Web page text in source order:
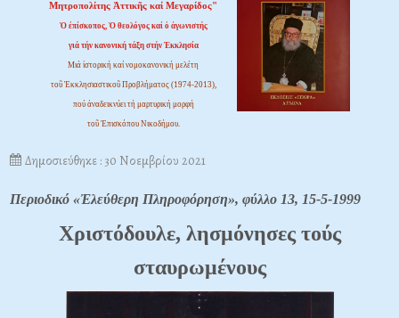
Μητροπολίτης Ἀττικῆς καί Μεγαρίδος"
Ὁ ἐπίσκοπος, Ὁ θεολόγος καί ὁ ἀγωνιστής
γιά τήν κανονική τάξη στήν Ἐκκλησία
Μιά ἱστορική καί νομοκανονική μελέτη
τοῦ Ἐκκλησιαστικοῦ Προβλήματος (1974-2013),
πού ἀναδεικνύει τή μαρτυρική μορφή
τοῦ Ἐπισκόπου Νικοδήμου.
Δημοσιεύθηκε : 30 Νοεμβρίου 2021
Περιοδικό «Ἐλεύθερη Πληροφόρηση», φύλλο 13, 15-5-1999
Xριστόδουλε, λησμόνησες τούς
σταυρωμένους